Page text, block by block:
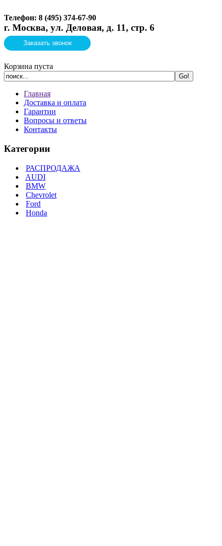
Телефон: 8 (495) 374-67-90
г. Москва, ул. Деловая, д. 11, стр. 6
Заказать звонок
Корзина пуста
Главная
Доставка и оплата
Гарантии
Вопросы и ответы
Контакты
Категории
РАСПРОДАЖА
AUDI
BMW
Chevrolet
Ford
Honda